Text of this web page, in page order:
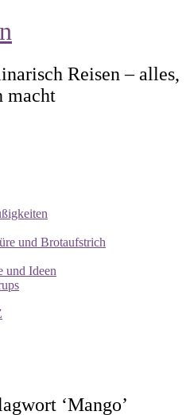
Reisen – alles,
macht
und Brotaufstrich
und Ideen
‘Mango’